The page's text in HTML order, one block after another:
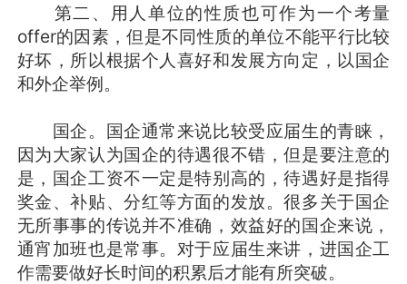
第二、用人单位的性质也可作为一个考量
offer的因素，但是不同性质的单位不能平行比较
好坏，所以根据个人喜好和发展方向定，以国企
和外企举例。
国企。国企通常来说比较受应届生的青睐，
因为大家认为国企的待遇很不错，但是要注意的
是，国企工资不一定是特别高的，待遇好是指得
奖金、补贴、分红等方面的发放。很多关于国企
无所事事的传说并不准确，效益好的国企来说，
通宵加班也是常事。对于应届生来讲，进国企工
作需要做好长时间的积累后才能有所突破。